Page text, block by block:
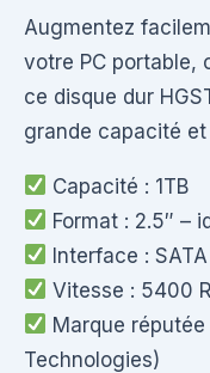
Augmentez
votre PC portable,
ce disque dur
grande capacité
Capacité : 1TB
Format : 2.5″ –
Interface :
Vitesse : 5400
Marque
Technologies)